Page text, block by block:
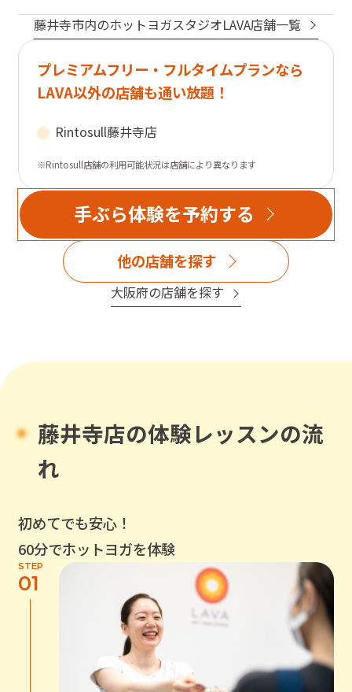
藤井寺市内のホットヨガスタジオLAVA店舗一覧
プレミアムフリー・フルタイムプランなら
LAVA以外の店舗も通い放題！
Rintosull藤井寺店
※Rintosull店舗の利用可能状況は店舗により異なります
手ぶら体験を予約する
他の店舗を探す
大阪府の店舗を探す
藤井寺店の体験レッスンの流
れ
初めてでも安心！
60分でホットヨガを体験
STEP
01